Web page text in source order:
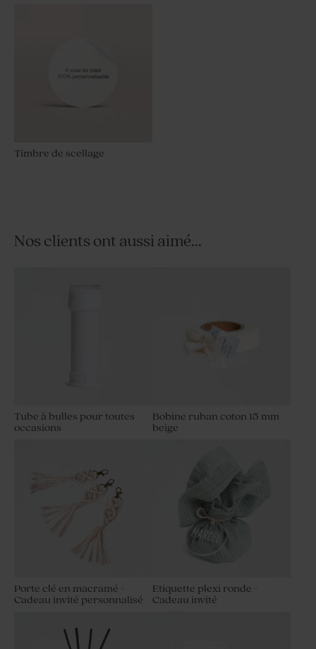
Timbre de scellage
Nos clients ont aussi aimé...
Tube à bulles pour toutes
occasions
Bobine ruban coton 15 mm
beige
Porte clé en macramé -
Cadeau invité personnalisé
Etiquette plexi ronde -
Cadeau invité